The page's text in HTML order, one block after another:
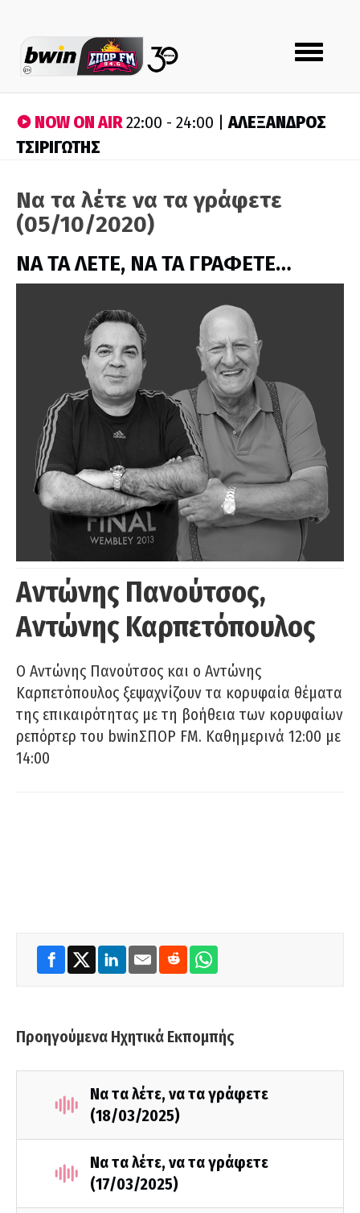
Toggle
navigation
NOW ON AIR22:00 - 24:00 |ΑΛΕΞΑΝΔΡΟΣ
ΤΣΙΡΙΓΩΤΗΣ
Να τα λέτε να τα γράφετε
(05/10/2020)
ΝΑ ΤΑ ΛΕΤΕ, ΝΑ ΤΑ ΓΡΑΦΕΤΕ…
Αντώνης Πανούτσος,
Αντώνης Καρπετόπουλος
Ο Αντώνης Πανούτσος και ο Αντώνης
Καρπετόπουλος ξεψαχνίζουν τα κορυφαία θέματα
της επικαιρότητας με τη βοήθεια των κορυφαίων
ρεπόρτερ του bwinΣΠΟΡ FM. Καθημερινά 12:00 με
14:00
Προηγούμενα Ηχητικά Εκπομπής
Να τα λέτε, να τα γράφετε
(18/03/2025)
Να τα λέτε, να τα γράφετε
(17/03/2025)